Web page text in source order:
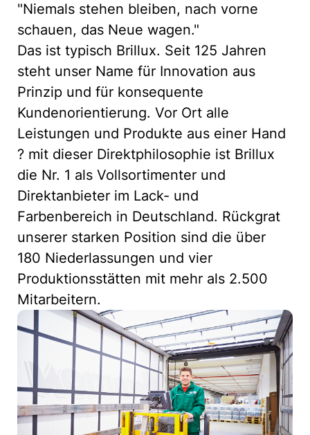
"Niemals stehen bleiben, nach vorne
schauen, das Neue wagen."
Das ist typisch Brillux. Seit 125 Jahren
steht unser Name für Innovation aus
Prinzip und für konsequente
Kundenorientierung. Vor Ort alle
Leistungen und Produkte aus einer Hand
? mit dieser Direktphilosophie ist Brillux
die Nr. 1 als Vollsortimenter und
Direktanbieter im Lack- und
Farbenbereich in Deutschland. Rückgrat
unserer starken Position sind die über
180 Niederlassungen und vier
Produktionsstätten mit mehr als 2.500
Mitarbeitern.